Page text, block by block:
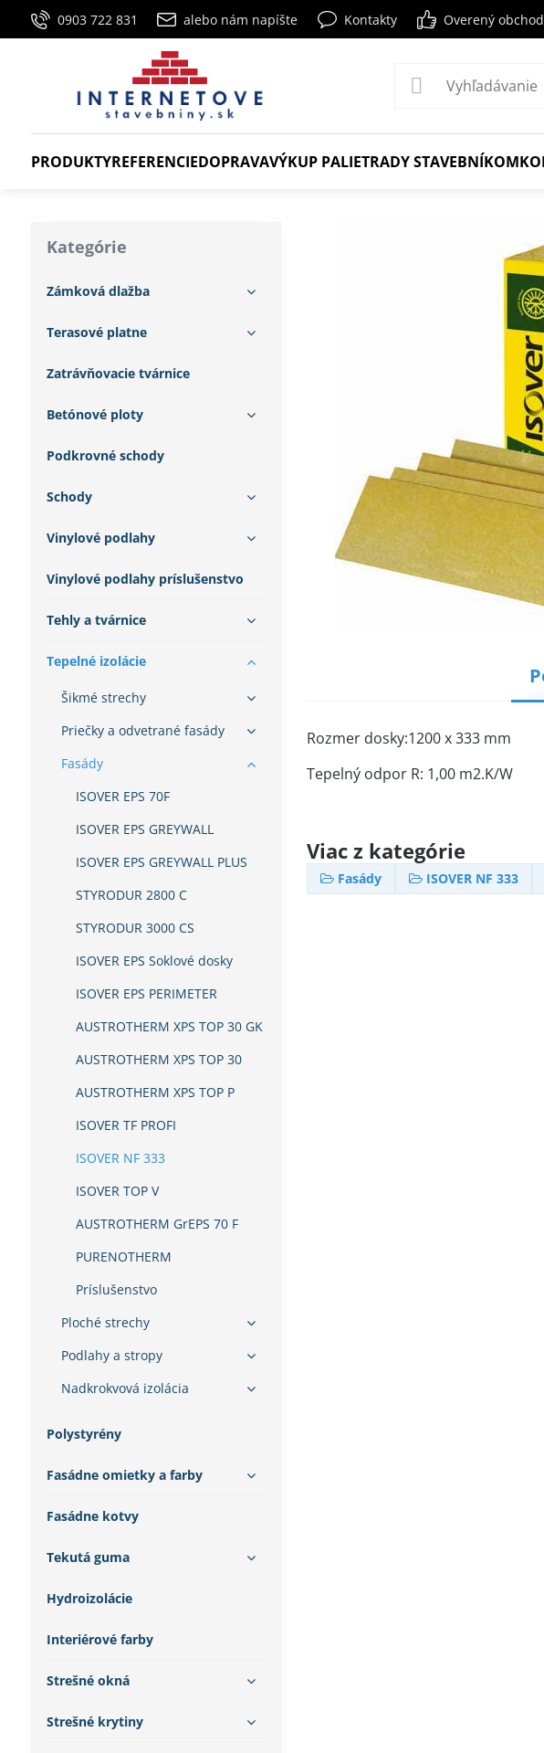
0903 722 831 alebo nám napíšte Kontakty Overený obchod
PRODUKTYREFERENCIEDOPRAVAVÝKUP PALIETRADY STAVEBNÍKOM
Rozmer dosky:1200 x 333 mm
Tepelný odpor R: 1,00 m2.K/W
Viac z kategórie
Fasády ISOVER NF 333
Kategórie
Zámková dlažba
Terasové platne
Zatrávňovacie tvárnice
Betónové ploty
Podkrovné schody
Schody
Vinylové podlahy
Vinylové podlahy príslušenstvo
Tehly a tvárnice
Tepelné izolácie
Šikmé strechy
Priečky a odvetrané fasády
Fasády
ISOVER EPS 70F
ISOVER EPS GREYWALL
ISOVER EPS GREYWALL PLUS
STYRODUR 2800 C
STYRODUR 3000 CS
ISOVER EPS Soklové dosky
ISOVER EPS PERIMETER
AUSTROTHERM XPS TOP 30 GK
AUSTROTHERM XPS TOP 30
AUSTROTHERM XPS TOP P
ISOVER TF PROFI
ISOVER NF 333
ISOVER TOP V
AUSTROTHERM GrEPS 70 F
PURENOTHERM
Príslušenstvo
Ploché strechy
Podlahy a stropy
Nadkrokvová izolácia
Polystyrény
Fasádne omietky a farby
Fasádne kotvy
Tekutá guma
Hydroizolácie
Interiérové farby
Strešné okná
Strešné krytiny